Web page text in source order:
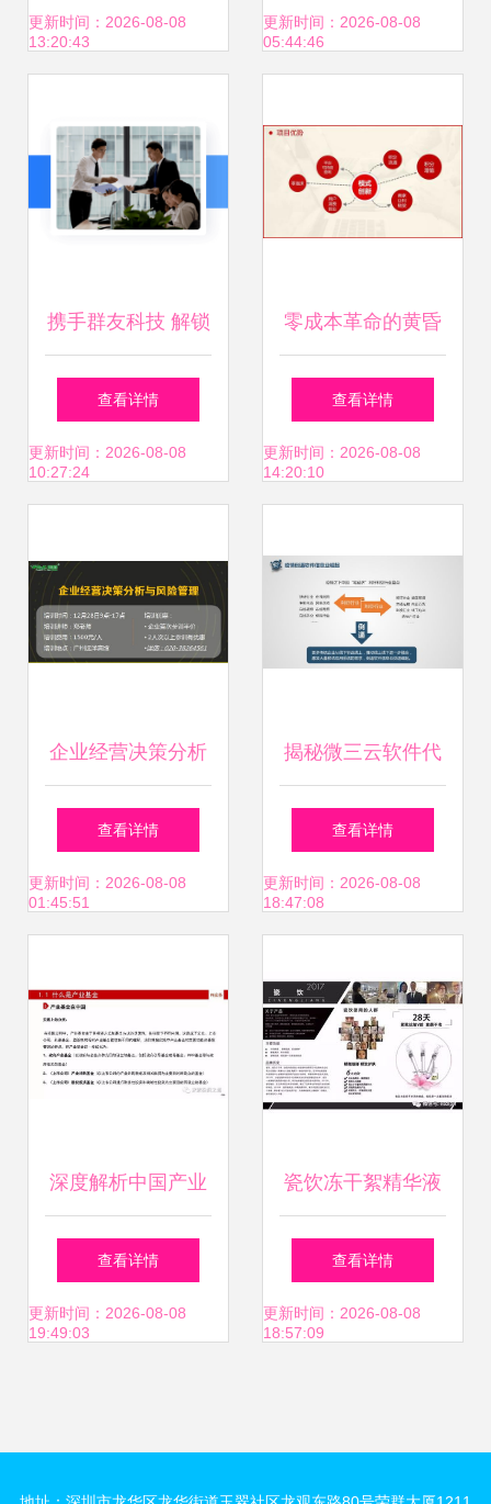
盟，点亮未来投资
更新时间：2026-08-08
13:20:43
五力分析利与弊与
更新时间：2026-08-08
05:44:46
携手群友科技 解锁
私域流量推广新蓝
海，共创互联网创
查看详情
更新时间：2026-08-08
10:27:24
零成本革命的黄昏
与黎明 莆田无成本
加盟项目的商业模
查看详情
更新时间：2026-08-08
14:20:10
企业经营决策分析
与风险管理公开课
智慧投资与信息咨
查看详情
更新时间：2026-08-08
01:45:51
揭秘微三云软件代
理 如何通过源码代
理与加盟开启电商
查看详情
更新时间：2026-08-08
18:47:08
深度解析中国产业
基金的建立、投
资、投后管理及风
查看详情
更新时间：2026-08-08
19:49:03
瓷饮冻干絮精华液
开启胶原蛋白修复
新时代，诚邀代理
查看详情
更新时间：2026-08-08
18:57:09